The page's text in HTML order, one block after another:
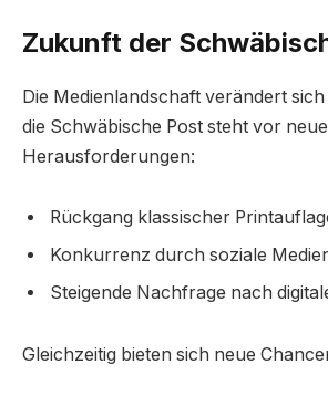
Zukunft der
Die Medienlandschaft verändert
die Schwäbische Post steht vor
Herausforderungen:
Rückgang klassischer
Konkurrenz durch soziale
Steigende Nachfrage nach
Gleichzeitig bieten sich neue